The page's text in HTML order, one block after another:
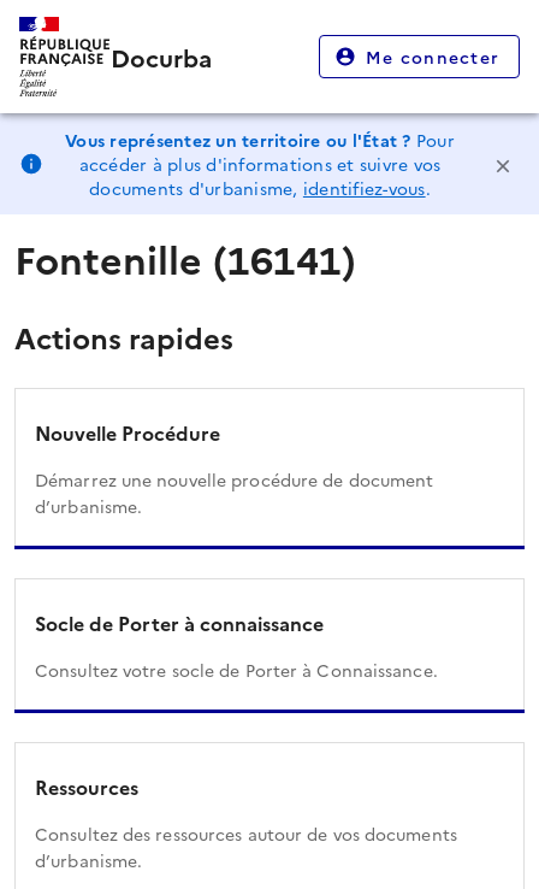
Docurba Me connecter
Vous représentez un territoire ou l'État ? Pour
accéder à plus d'informations et suivre vos
documents d'urbanisme, identifiez-vous.
Fontenille (16141)
Actions rapides
Nouvelle Procédure
Démarrez une nouvelle procédure de document
d’urbanisme.
Socle de Porter à connaissance
Consultez votre socle de Porter à Connaissance.
Ressources
Consultez des ressources autour de vos documents
d’urbanisme.